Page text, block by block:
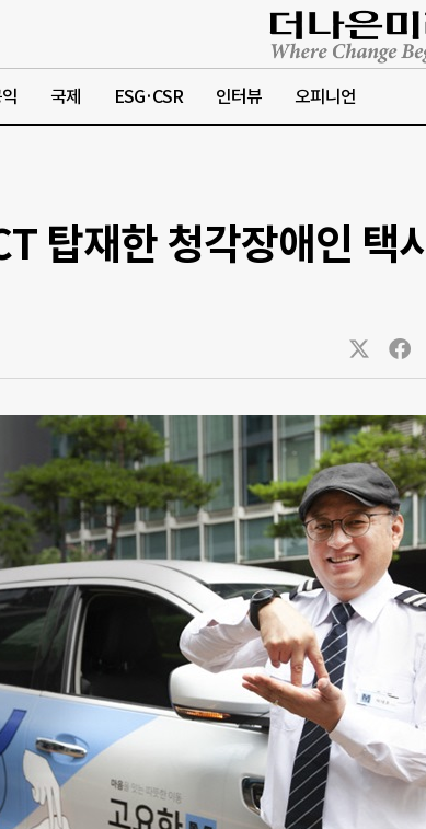
국제 ESG·CSR 인터뷰 오피니언
탑재한 청각장애인 택